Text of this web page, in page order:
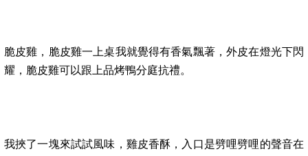
脆皮雞，脆皮雞一上桌我就覺得有香氣飄著，外皮在燈光下閃
耀，脆皮雞可以跟上品烤鴨分庭抗禮。
我挾了一塊來試試風味，雞皮香酥，入口是劈哩劈哩的聲音在